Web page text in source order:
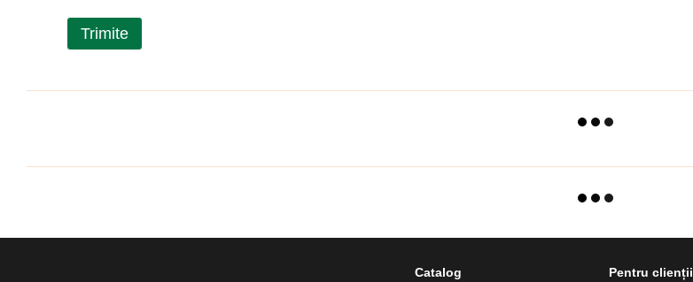
Trimite
Catalog Pentru clienții